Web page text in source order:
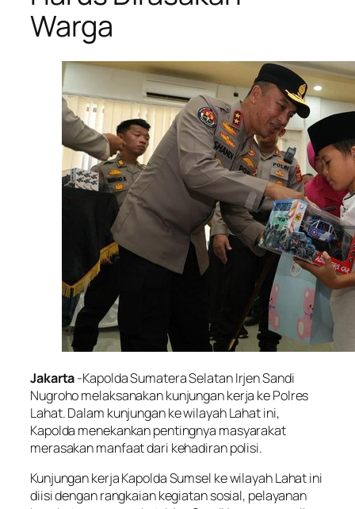
Warga
Jakarta-Kapolda Sumatera Selatan Irjen Sandi
Nugroho melaksanakan kunjungan kerja ke Polres
Lahat. Dalam kunjungan ke wilayah Lahat ini,
Kapolda menekankan pentingnya masyarakat
merasakan manfaat dari kehadiran polisi.
Kunjungan kerja Kapolda Sumsel ke wilayah Lahat ini
diisi dengan rangkaian kegiatan sosial, pelayanan